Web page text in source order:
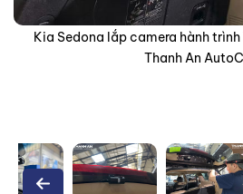
Kia Sedona thay 4 lốp Michelin
Thanh An